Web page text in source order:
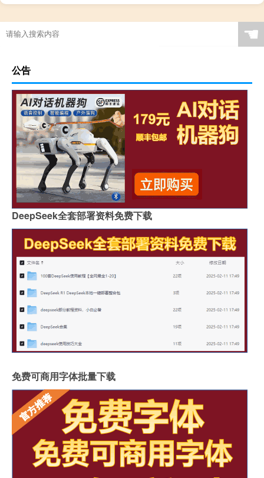
☚
公告
DeepSeek全套部署资料免费下载
免费可商用字体批量下载